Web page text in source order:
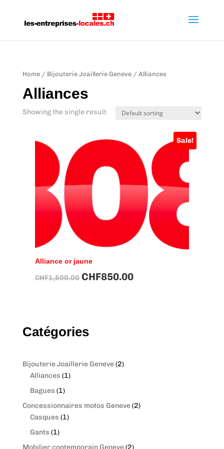
Home/ Bijouterie Joaillerie Geneve/ Alliances
Alliances
Showing the single result
Sale!
Alliance or jaune
CHF1,500.00 CHF850.00
Catégories
Bijouterie Joaillerie Geneve 22
d
t
Alliances 11
o
d
c
Bagues 11
r
Concessionnaires motos Geneve 22
Casques 11
Gants 11
Mobilier contemporain Geneve 22